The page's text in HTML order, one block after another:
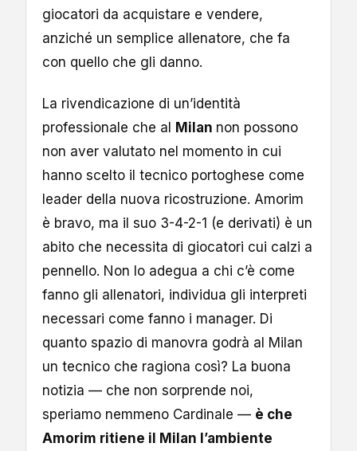
giocatori da acquistare e vendere,
anziché un semplice allenatore, che fa
con quello che gli danno.
La rivendicazione di un’identità
professionale che al Milan non possono
non aver valutato nel momento in cui
hanno scelto il tecnico portoghese come
leader della nuova ricostruzione. Amorim
è bravo, ma il suo 3-4-2-1 (e derivati) è un
abito che necessita di giocatori cui calzi a
pennello. Non lo adegua a chi c’è come
fanno gli allenatori, individua gli interpreti
necessari come fanno i manager. Di
quanto spazio di manovra godrà al Milan
un tecnico che ragiona così? La buona
notizia — che non sorprende noi,
speriamo nemmeno Cardinale — è che
Amorim ritiene il Milan l’ambiente